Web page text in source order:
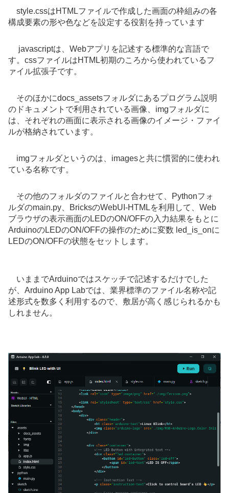
style.cssはHTMLファイルで作成した画面の枠組みの各
構成要素の形や色などを設定する役割を持っています
javascriptは、Webアプリを記述する標準的な言語で
す。cssファイルはHTML初期のころから使われているフ
ァイル拡張子です。
そのほかにdocs_assetsフォルダにあるプログラム説明
のドキュメントで利用されている画像、imgフォルダに
は、それぞれの画面に表示される画像のイメージ・ファイ
ルが格納されています。
imgフォルダというのは、imagesと共に慣習的に使われ
ている名称です。
その他のフォルダのファイルと合わせて、Pythonフォ
ルダのmain.py、BricksのWebUI-HTMLを利用して、Web
ブラウザの表示画面のLEDのON/OFFの入力結果をもとに
ArduinoのLEDのON/OFFの操作のために変数 led_is_onに
LEDのON/OFFの状態をセットします。
いままでArduinoではスケッチで記述するだけでした
が、Arduino App Labでは、業界標準のファイル名称や記
述形式を数多く利用するので、敷居が高く感じられるかも
しれません。